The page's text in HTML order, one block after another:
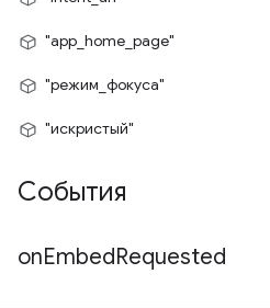
"app_home_page"
"режим_фокуса"
"искристый"
События
onEmbedRequested